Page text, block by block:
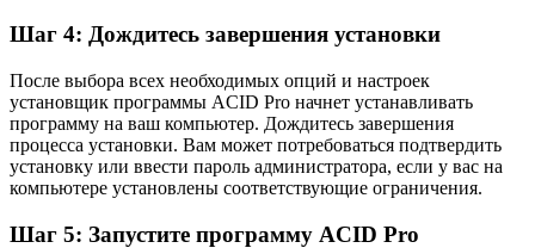
Шаг 4: Дождитесь завершения установки
После выбора всех необходимых опций и настроек
установщик программы ACID Pro начнет устанавливать
программу на ваш компьютер. Дождитесь завершения
процесса установки. Вам может потребоваться подтвердить
установку или ввести пароль администратора, если у вас на
компьютере установлены соответствующие ограничения.
Шаг 5: Запустите программу ACID Pro